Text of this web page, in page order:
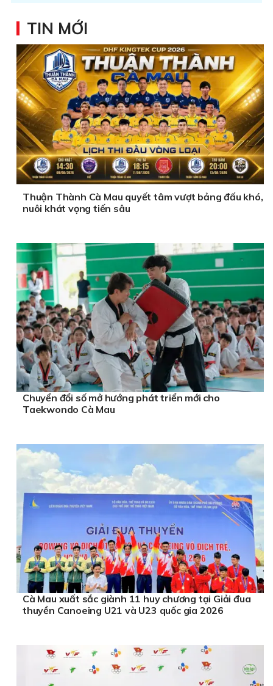
TIN MỚI
Thuận Thành Cà Mau quyết tâm vượt bảng đấu khó,
nuôi khát vọng tiến sâu
Chuyển đổi số mở hướng phát triển mới cho
Taekwondo Cà Mau
Cà Mau xuất sắc giành 11 huy chương tại Giải đua
thuyền Canoeing U21 và U23 quốc gia 2026